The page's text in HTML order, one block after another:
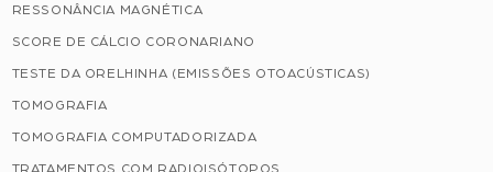
RESSONÂNCIA MAGNÉTICA
SCORE DE CÁLCIO CORONARIANO
TESTE DA ORELHINHA (EMISSÕES OTOACÚSTICAS)
TOMOGRAFIA
TOMOGRAFIA COMPUTADORIZADA
TRATAMENTOS COM RADIOISÓTOPOS